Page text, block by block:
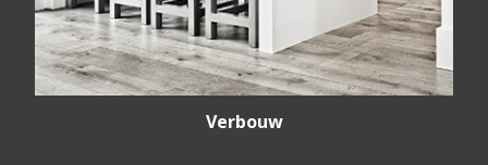
Verbouw